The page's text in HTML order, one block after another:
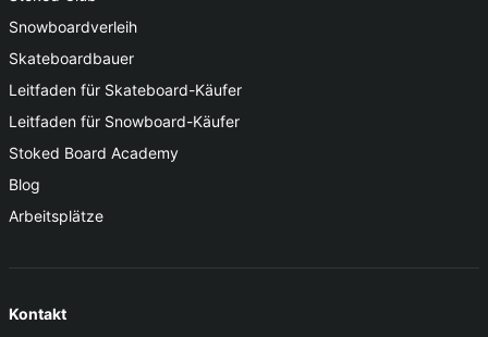
Snowboardverleih
Skateboardbauer
Leitfaden für Skateboard-Käufer
Leitfaden für Snowboard-Käufer
Stoked Board Academy
Blog
Arbeitsplätze
Kontakt